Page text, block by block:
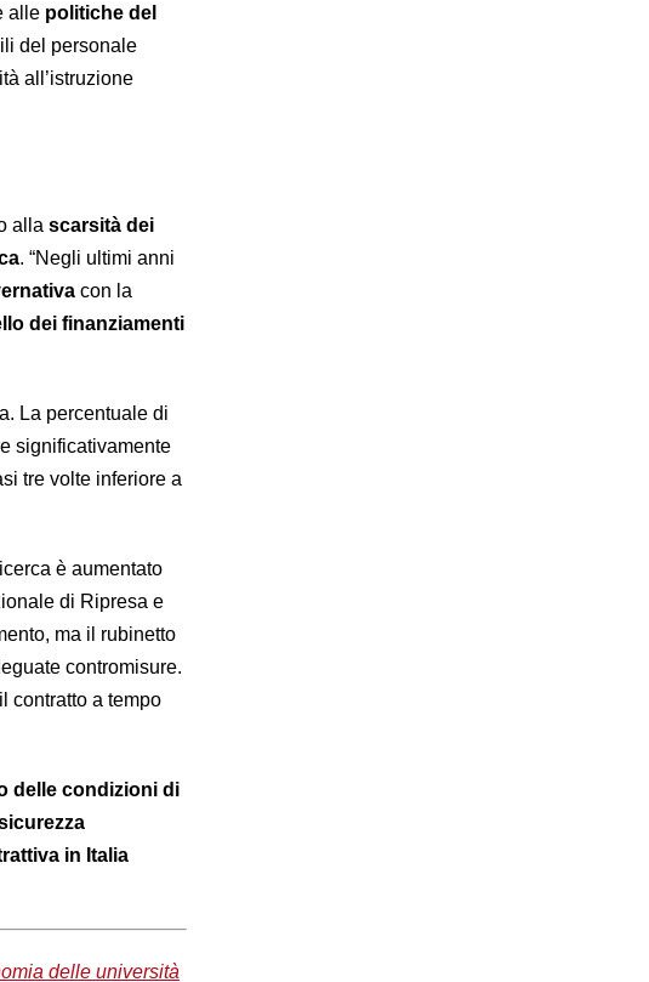
alle politiche del
del personale
all’istruzione
alla scarsità dei
. “Negli ultimi anni
con la
dei finanziamenti
La percentuale di
significativamente
tre volte inferiore a
è aumentato
di Ripresa e
ma il rubinetto
contromisure.
contratto a tempo
delle condizioni di
in Italia
delle università